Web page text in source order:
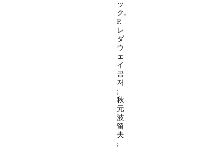
ッ
ク,
P.
レ
ダ
ウ
ェ
イ
공
저
;
秋
元
波
留
夫
;